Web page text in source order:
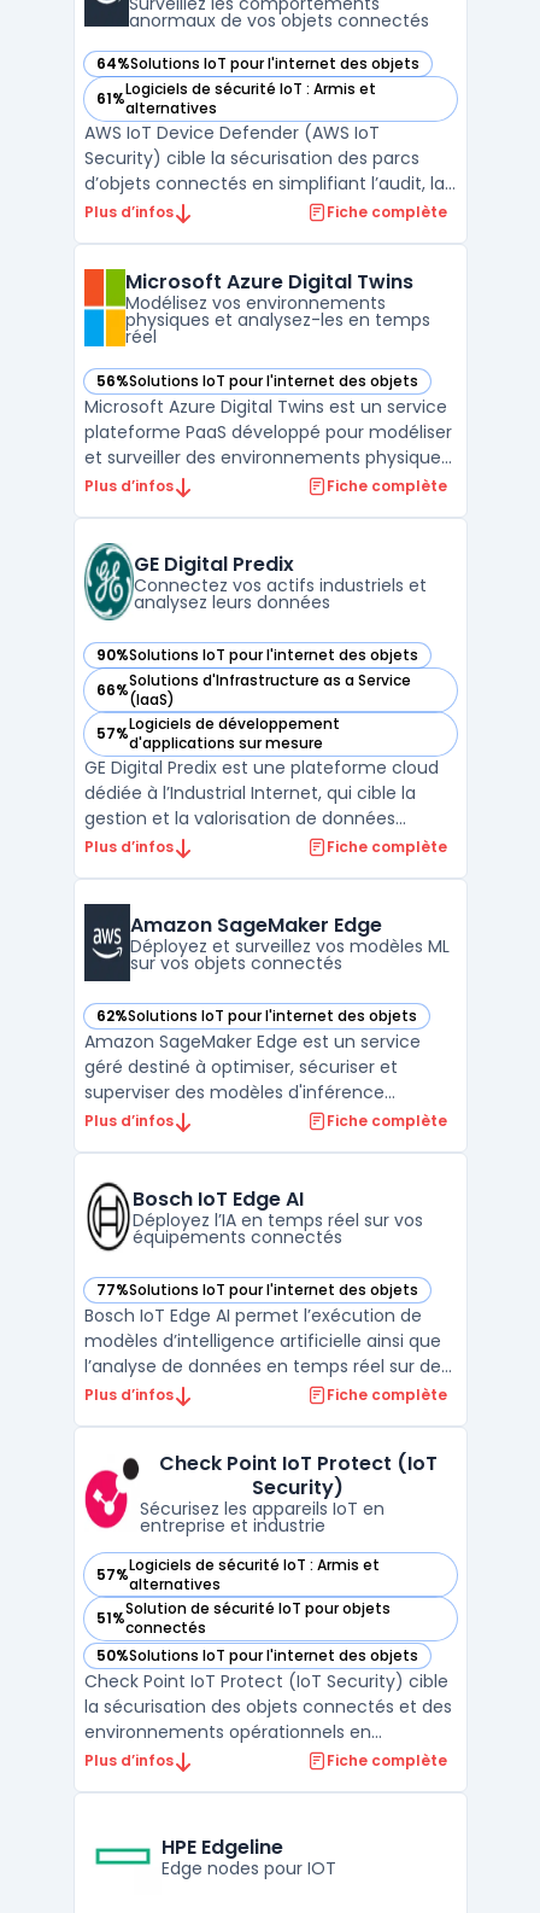
anormaux de vos objets connectés
64%Solutions IoT pour l'internet des objets
— voir AWS IoT Device Defender (AWS IoT Security) dans
61%Logiciels de sécurité IoT : Armis et
alternatives
— voir AWS IoT Device Defender (AWS IoT Security) dans
AWS IoT Device Defender (AWS IoT
Security) cible la sécurisation des parcs
d’objets connectés en simplifiant l’audit, la
surveillance et le contrôle continu des
erronée ou de comportements inattendus
augmentent la surface d’ ...
Plus d’infos Fiche complète
Microsoft Azure Digital Twins
Modélisez vos environnements
physiques et analysez-les en temps
réel
56%Solutions IoT pour l'internet des objets
— voir Microsoft Azure Digital Twins dans cette catégorie
Microsoft Azure Digital Twins est un service
plateforme PaaS développé pour modéliser
et surveiller des environnements physiques
complexes comme des bâtiments, usines
relation peut être reproduite
numériquement. Ce ser ...
Plus d’infos Fiche complète
GE Digital Predix
Connectez vos actifs industriels et
analysez leurs données
90%Solutions IoT pour l'internet des objets
— voir GE Digital Predix dans cette catégorie
66%Solutions d'Infrastructure as a Service
(IaaS)
— voir GE Digital Predix dans cette catégorie
57%Logiciels de développement
d'applications sur mesure
— voir GE Digital Predix dans cette catégorie
GE Digital Predix est une plateforme cloud
dédiée à l’Industrial Internet, qui cible la
gestion et la valorisation de données
industrielles issues d’actifs connectés. Les
équipements, la centralisation et la sécurité
de vol ...
Plus d’infos Fiche complète
Amazon SageMaker Edge
Déployez et surveillez vos modèles ML
sur vos objets connectés
62%Solutions IoT pour l'internet des objets
— voir Amazon SageMaker Edge dans cette catégorie
Amazon SageMaker Edge est un service
géré destiné à optimiser, sécuriser et
superviser des modèles d'inférence
machine learning périphérique sur des
professionnels en charge du déploiement
de modèles sur des dispositifs co ...
Plus d’infos Fiche complète
Bosch IoT Edge AI
Déployez l’IA en temps réel sur vos
équipements connectés
77%Solutions IoT pour l'internet des objets
— voir Bosch IoT Edge AI dans cette catégorie
Bosch IoT Edge AI permet l’exécution de
modèles d’intelligence artificielle ainsi que
l’analyse de données en temps réel sur des
équipements connectés. Cet outil
s'intégrant avec des environnements
compatibles, n ...
Plus d’infos Fiche complète
Check Point IoT Protect (IoT
Security)
Sécurisez les appareils IoT en
entreprise et industrie
57%Logiciels de sécurité IoT : Armis et
alternatives
— voir Check Point IoT Protect (IoT Security) dans cette
51%Solution de sécurité IoT pour objets
connectés
— voir Check Point IoT Protect (IoT Security) dans cette
50%Solutions IoT pour l'internet des objets
— voir Check Point IoT Protect (IoT Security) dans cette
Check Point IoT Protect (IoT Security) cible
la sécurisation des objets connectés et des
environnements opérationnels en
entreprise. Face à la montée des
organisations doivent maîtriser l’exposition
de leur réseau à de nouveaux risqu ...
Plus d’infos Fiche complète
HPE Edgeline
Edge nodes pour IOT